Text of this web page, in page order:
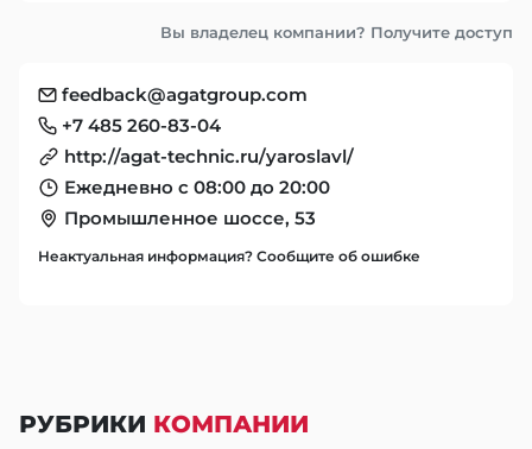
Вы владелец компании? Получите доступ
feedback@agatgroup.com
+7 485 260-83-04
http://agat-technic.ru/yaroslavl/
Ежедневно с 08:00 до 20:00
Промышленное шоссе, 53
Неактуальная информация? Сообщите об ошибке
РУБРИКИ КОМПАНИИ